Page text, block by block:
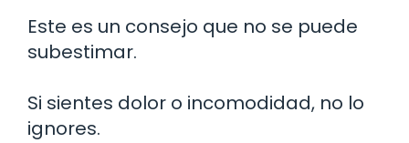
Este es un consejo que no se puede
subestimar.
Si sientes dolor o incomodidad, no lo
ignores.